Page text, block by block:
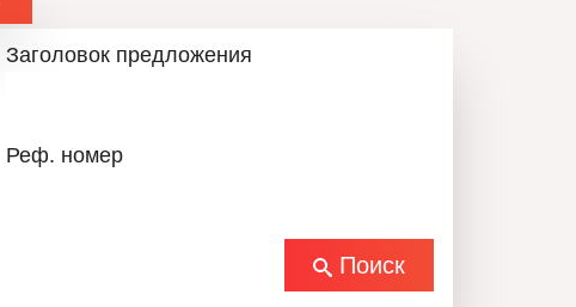
Заголовок предложения
Реф. номер
Поиск